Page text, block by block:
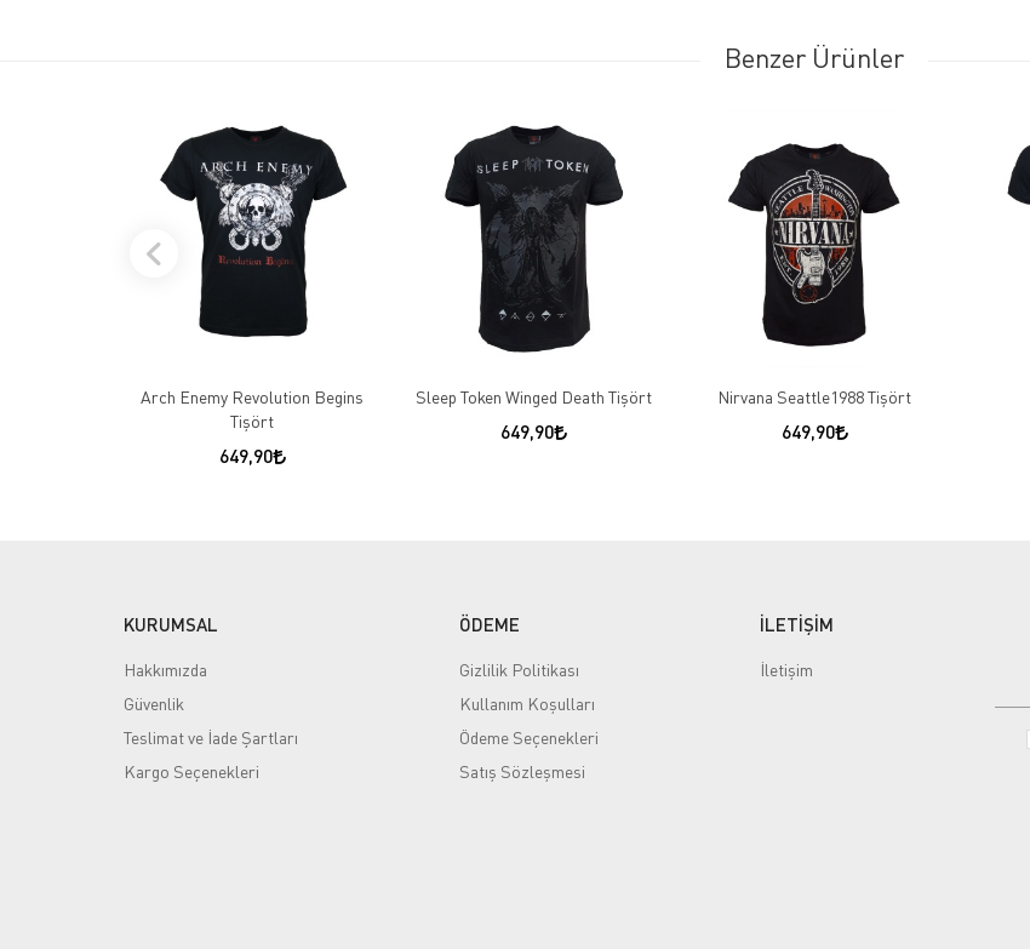
Benzer Ürünler
Arch Enemy Revolution Begins
Tişört
649,90
Sleep Token Winged Death Tişört
649,90
Nirvana Seattle1988 Tişört
649,90
KURUMSAL
Hakkımızda
Güvenlik
Teslimat ve İade Şartları
Kargo Seçenekleri
ÖDEME
Gizlilik Politikası
Kullanım Koşulları
Ödeme Seçenekleri
Satış Sözleşmesi
İLETİŞİM
İletişim